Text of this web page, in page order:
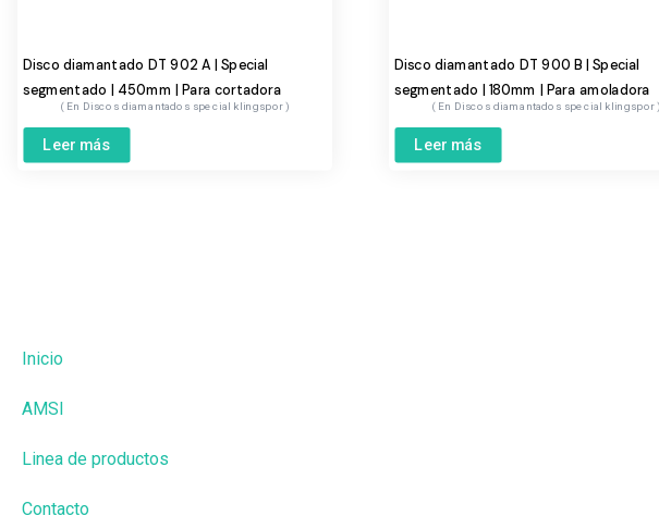
Disco diamantado DT 902 A | Special
segmentado | 450mm | Para cortadora
Discos diamantados special klingspor
Leer más
Disco diamantado DT 900 B | Special
segmentado | 180mm | Para amoladora
Discos diamantados special klingspor
Leer más
Inicio
AMSI
Linea de productos
Contacto